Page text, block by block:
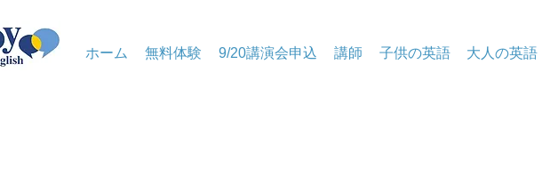
ホーム 無料体験 9/20講演会申込 講師 子供の英語 大人の英語